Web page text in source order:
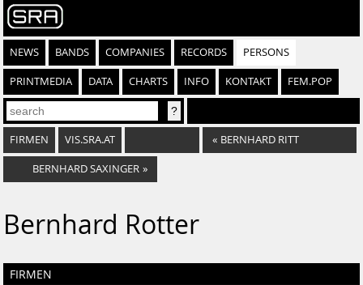
NEWS BANDS COMPANIES RECORDS PERSONS
PRINTMEDIA DATA CHARTS INFO KONTAKT FEM.POP
FIRMEN VIS.SRA.AT « BERNHARD RITT
BERNHARD SAXINGER »
Bernhard Rotter
FIRMEN